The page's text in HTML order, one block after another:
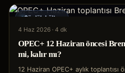
Günlük bülten
4 Haz 2026 · 4 dk
OPEC+ 12 Haziran öncesi
mi, kalır mı?
12 Haziran OPEC+ aylık